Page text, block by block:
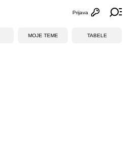
Otvori
Prijava
MOJE TEME TABELE